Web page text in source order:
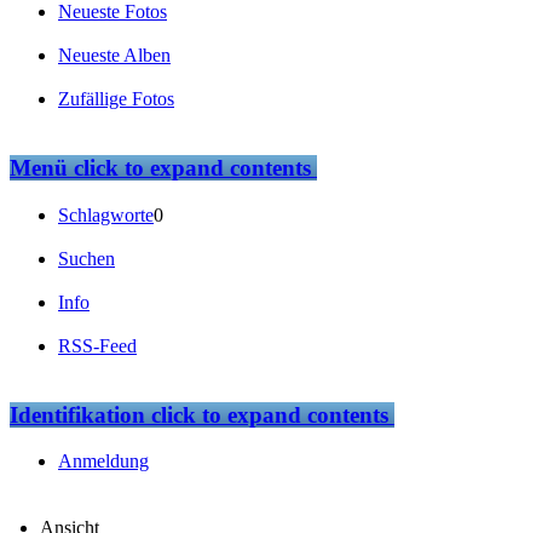
Neueste Fotos
Neueste Alben
Zufällige Fotos
Menüclick to expand contents
Schlagworte0
Suchen
Info
RSS-Feed
Identifikationclick to expand contents
Anmeldung
Ansicht